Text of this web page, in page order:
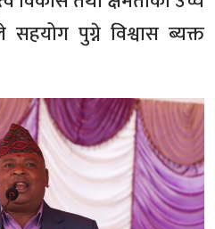
सहयोग पुग्ने विश्वास ब्यक्त